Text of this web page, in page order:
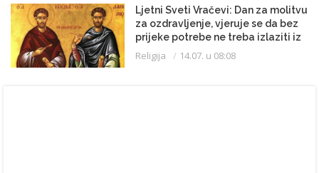
Ljetni Sveti Vračevi: Dan za molitvu
za ozdravljenje, vjeruje se da bez
prijeke potrebe ne treba izlaziti iz
kuće
Religija 14.07. u 08:08